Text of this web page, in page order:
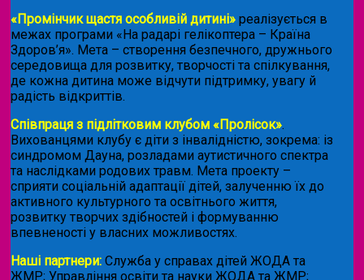
«Промінчик щастя особливій дитині» реалізується в
межах програми «На радарі гелікоптера – Країна
Здоров’я». Мета – створення безпечного, дружнього
середовища для розвитку, творчості та спілкування,
де кожна дитина може відчути підтримку, увагу й
радість відкриттів.
Співпраця з підлітковим клубом «Пролісок».
Вихованцями клубу є діти з інвалідністю, зокрема: із
синдромом Дауна, розладами аутистичного спектра
та наслідками родових травм. Мета проекту –
сприяти соціальній адаптації дітей, залученню їх до
активного культурного та освітнього життя,
розвитку творчих здібностей і формуванню
впевненості у власних можливостях.
Наші партнери: Служба у справах дітей ЖОДА та
ЖМР; Управління освіти та науки ЖОДА та ЖМР;